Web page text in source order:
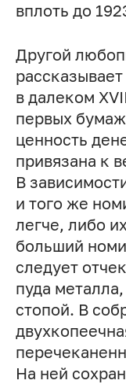
вплоть до
Другой
в далеком
первых
ценность
привязана к
В
и того же
легче, либо
больший
следует
пуда
стопой. В
На ней